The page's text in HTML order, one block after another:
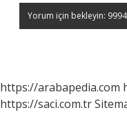
https://arabapedia.com
https://saci.com.tr